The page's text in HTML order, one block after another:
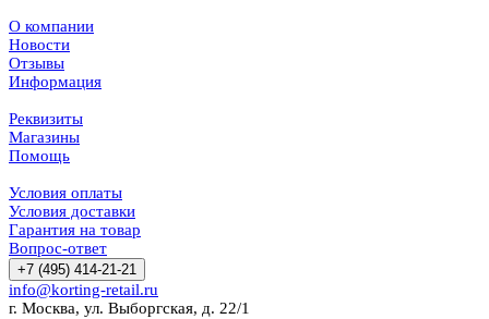
О компании
Новости
Отзывы
Информация
Реквизиты
Магазины
Помощь
Условия оплаты
Условия доставки
Гарантия на товар
Вопрос-ответ
+7 (495) 414-21-21
info@korting-retail.ru
г. Москва, ул. Выборгская, д. 22/1